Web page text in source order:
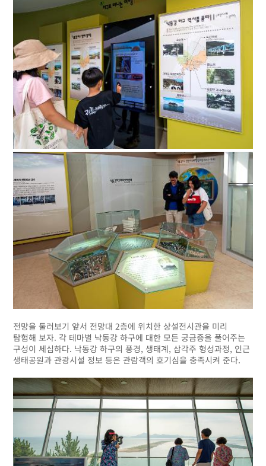
전망을 둘러보기 앞서 전망대 2층에 위치한 상설전시관을 미리
탐험해 보자. 각 테마별 낙동강 하구에 대한 모든 궁금증을 풀어주는
구성이 세심하다. 낙동강 하구의 풍경, 생태계, 삼각주 형성과정, 인근
생태공원과 관광시설 정보 등은 관람객의 호기심을 충족시켜 준다.